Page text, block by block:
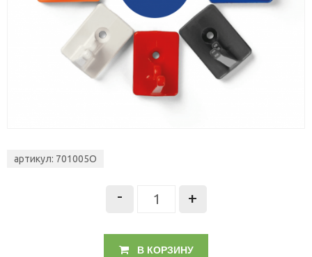
артикул: 701005O
- +
В КОРЗИНУ